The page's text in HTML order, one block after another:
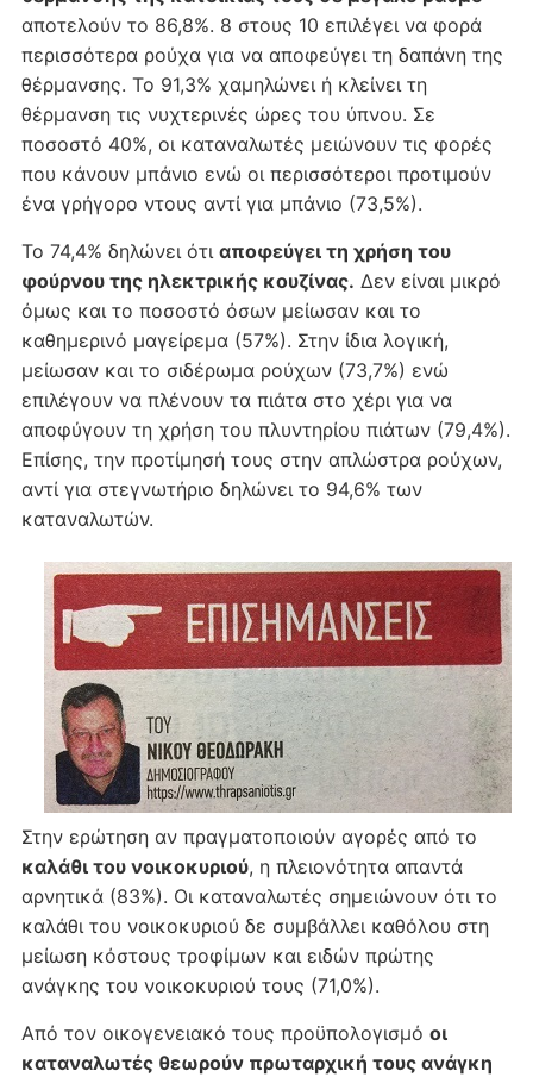
αποτελούν το 86,8%. 8 στους 10 επιλέγει να φορά
περισσότερα ρούχα για να αποφεύγει τη δαπάνη της
θέρμανσης. Το 91,3% χαμηλώνει ή κλείνει τη
θέρμανση τις νυχτερινές ώρες του ύπνου. Σε
ποσοστό 40%, οι καταναλωτές μειώνουν τις φορές
που κάνουν μπάνιο ενώ οι περισσότεροι προτιμούν
ένα γρήγορο ντους αντί για μπάνιο (73,5%).
Το 74,4% δηλώνει ότι αποφεύγει τη χρήση του
φούρνου της ηλεκτρικής κουζίνας. Δεν είναι μικρό
όμως και το ποσοστό όσων μείωσαν και το
καθημερινό μαγείρεμα (57%). Στην ίδια λογική,
μείωσαν και το σιδέρωμα ρούχων (73,7%) ενώ
επιλέγουν να πλένουν τα πιάτα στο χέρι για να
αποφύγουν τη χρήση του πλυντηρίου πιάτων (79,4%).
Επίσης, την προτίμησή τους στην απλώστρα ρούχων,
αντί για στεγνωτήριο δηλώνει το 94,6% των
καταναλωτών.
Στην ερώτηση αν πραγματοποιούν αγορές από το
καλάθι του νοικοκυριού, η πλειονότητα απαντά
αρνητικά (83%). Οι καταναλωτές σημειώνουν ότι το
καλάθι του νοικοκυριού δε συμβάλλει καθόλου στη
μείωση κόστους τροφίμων και ειδών πρώτης
ανάγκης του νοικοκυριού τους (71,0%).
Από τον οικογενειακό τους προϋπολογισμό οι
καταναλωτές θεωρούν πρωταρχική τους ανάγκη